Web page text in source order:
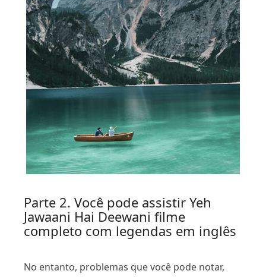
Parte 2. Você pode assistir Yeh
Jawaani Hai Deewani filme
completo com legendas em inglês
No entanto, problemas que você pode notar,